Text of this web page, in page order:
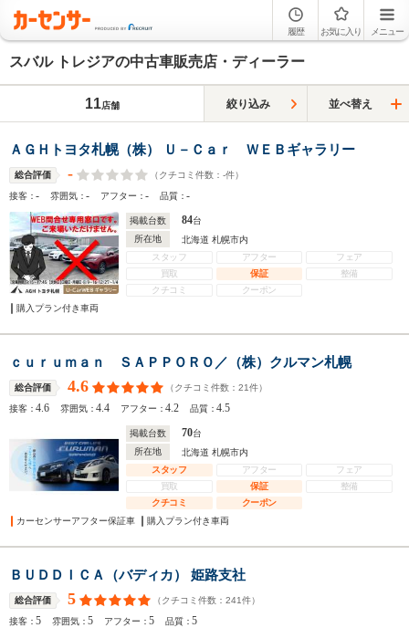
履歴 お気に入り メニュー
スバル トレジアの中古車販売店・ディーラー
11店舗 絞り込み 並べ替え
ＡＧＨトヨタ札幌（株） Ｕ－Ｃａｒ ＷＥＢギャラリー
総合評価 - （クチコミ件数： -件）
接客：- 雰囲気：- アフター：- 品質：-
掲載台数 84台
所在地
北海道 札幌市内
スタッフ
アフター
フェア
買取
保証
整備
クチコミ
クーポン
購入プラン付き車両
ｃｕｒｕｍａｎ ＳＡＰＰＯＲＯ／（株）クルマン札幌
総合評価 4.6 （クチコミ件数： 21件）
接客：4.6 雰囲気：4.4 アフター：4.2 品質：4.5
掲載台数 70台
所在地
北海道 札幌市内
スタッフ
アフター
フェア
買取
保証
整備
クチコミ
クーポン
カーセンサーアフター保証車
購入プラン付き車両
ＢＵＤＤＩＣＡ（バディカ） 姫路支社
総合評価 5 （クチコミ件数： 241件）
接客：5 雰囲気：5 アフター：5 品質：5